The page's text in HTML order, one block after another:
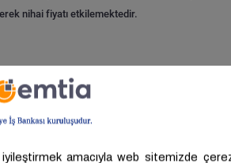
nihai fiyatı etkilemektedir.
inşaat projeleri ve sanayi üretimlerinde
kiloyla değil genellikle ton ile